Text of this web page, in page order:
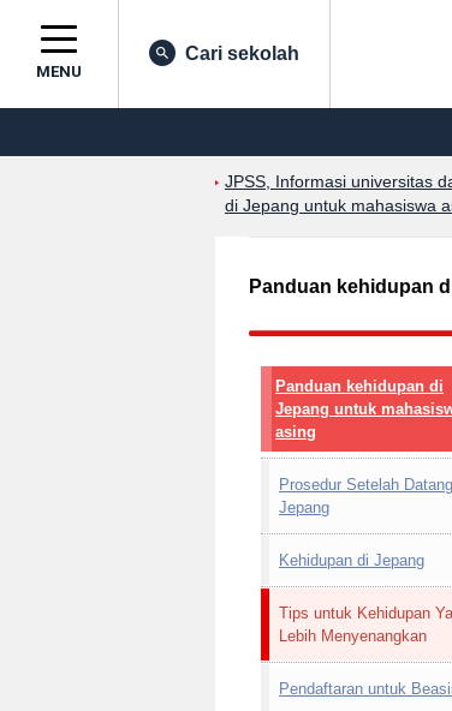
MENU
Cari sekolah
JPSS, Informasi universitas
di Jepang untuk mahasiswa
Panduan kehidupan
Panduan kehidupan di
Jepang untuk
asing
Prosedur Setelah
Jepang
Kehidupan di Jepang
Tips untuk Kehidupan
Lebih Menyenangkan
Pendaftaran untuk